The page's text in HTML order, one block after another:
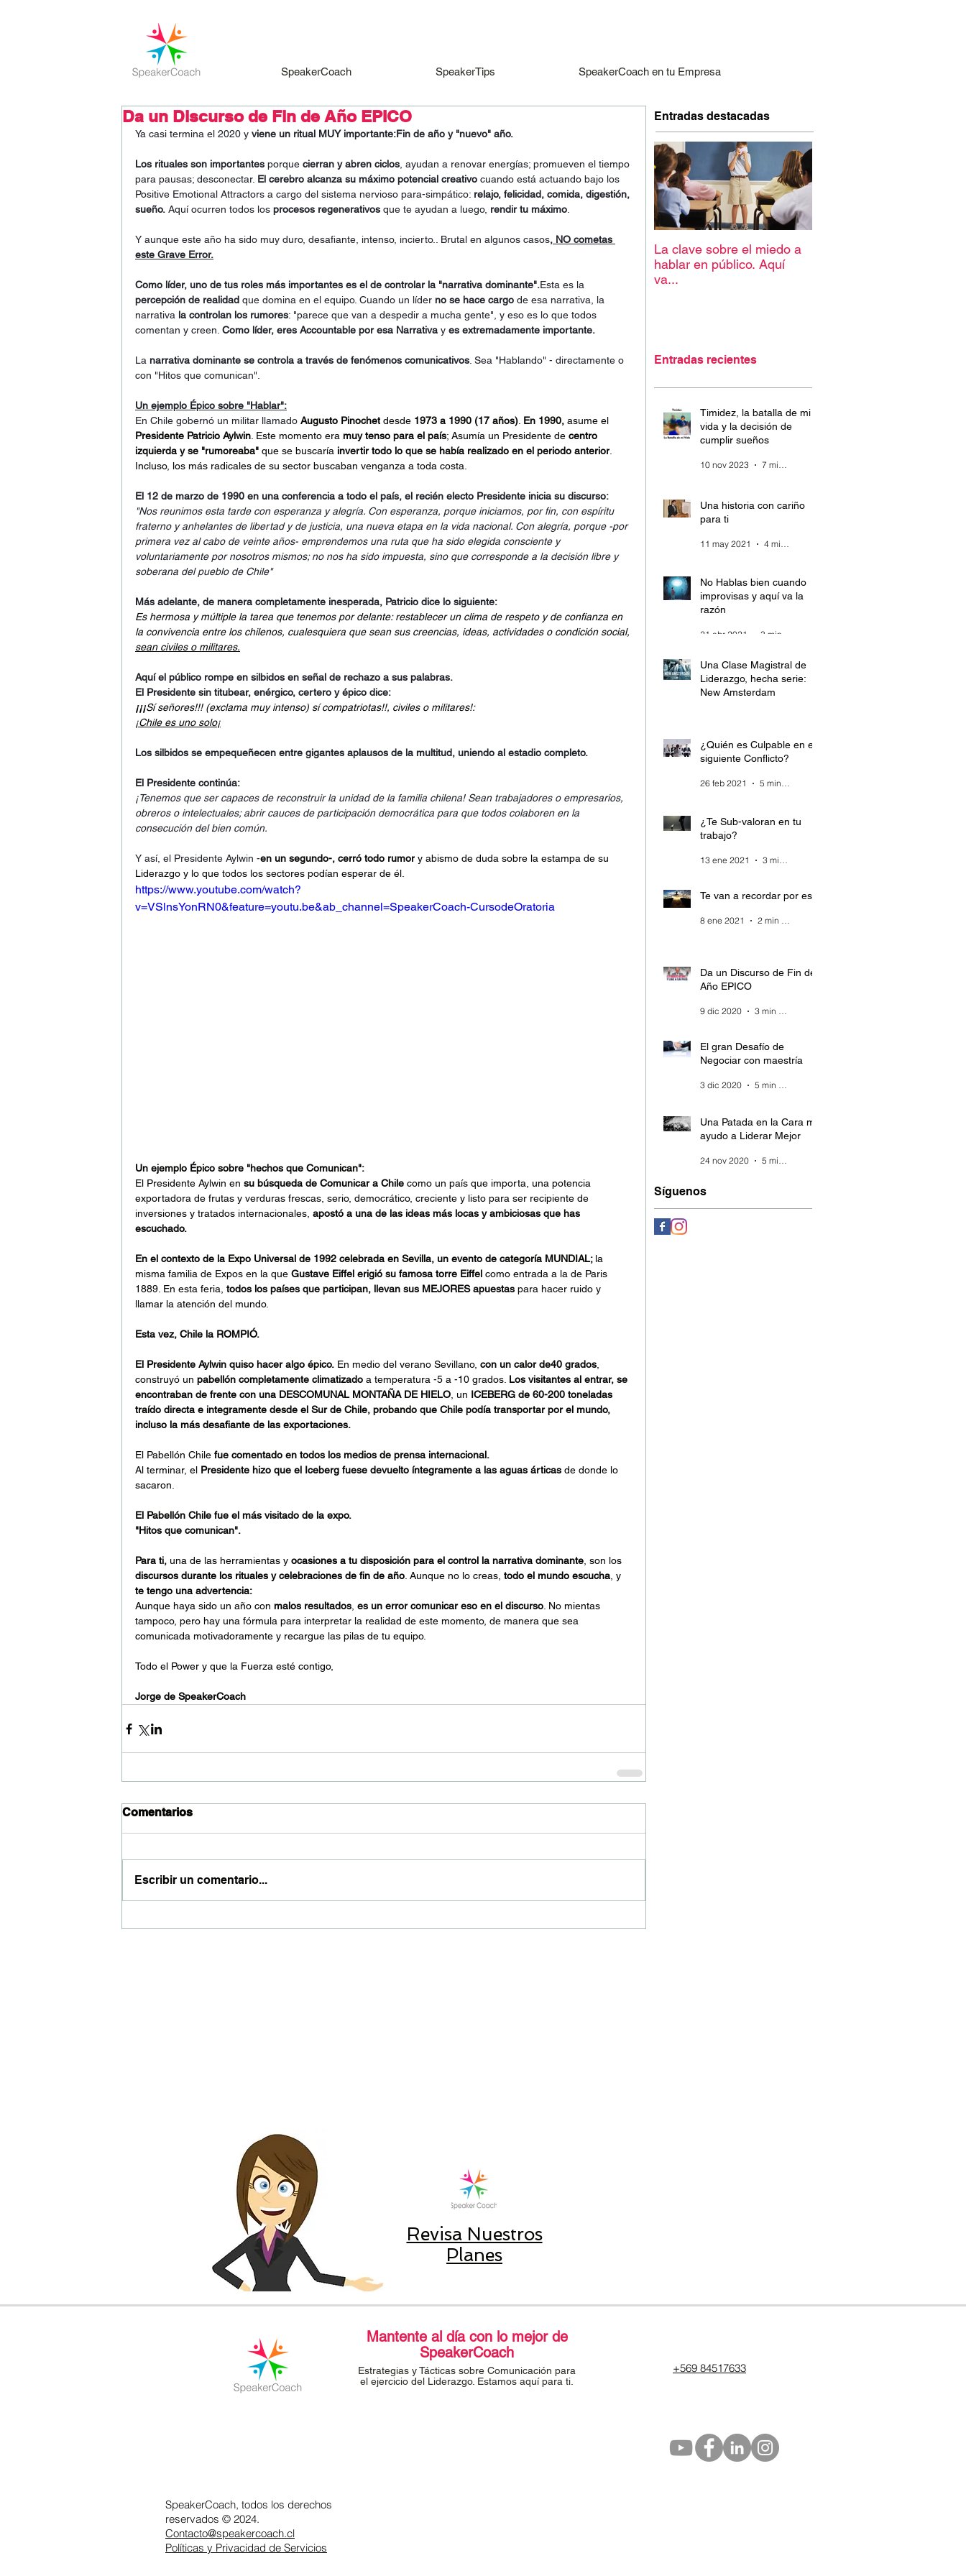
SpeakerCoach SpeakerTips SpeakerCoach en tu Empresa
Da un Discurso de Fin de Año EPICO
Ya casi termina el 2020 y viene un ritual MUY importante:Fin de año y "nuevo" año.
Los rituales son importantes porque cierran y abren ciclos , ayudan a renovar energías; promueven el tiempo
para pausas; desconectar. El cerebro alcanza su máximo potencial creativo cuando está actuando bajo los
Positive Emotional Attractors a cargo del sistema nervioso para-simpático: relajo, felicidad, comida, digestión,
sueño. Aquí ocurren todos los procesos regenerativos que te ayudan a luego, rendir tu máximo
Y aunque este año ha sido muy duro, desafiante, intenso, incierto.. Brutal en algunos casos, NO cometas
este Grave Error.
Como líder, uno de tus roles más importantes es el de controlar la "narrativa dominante".Esta es la
percepción de realidad que domina en el equipo. Cuando un líder no se hace cargo de esa narrativa, la
narrativa la controlan los rumores: "parece que van a despedir a mucha gente", y eso es lo que todos
comentan y creen. Como líder, eres Accountable por esa Narrativa y es extremadamente importante.
La narrativa dominante se controla a través de fenómenos comunicativos . Sea "Hablando" - directamente o
con "Hitos que comunican".
Un ejemplo Épico sobre "Hablar":
En Chile gobernó un militar llamado Augusto Pinochet desde 1973 a 1990 (17 años) En 1990, asume el
Presidente Patricio Aylwin . Este momento era muy tenso para el país; Asumía un Presidente de centro
izquierda y se "rumoreaba" que se buscaría invertir todo lo que se había realizado en el periodo anterior
Incluso, los más radicales de su sector buscaban venganza a toda costa.
El 12 de marzo de 1990 en una conferencia a todo el país, el recién electo Presidente inicia su discurso:
"Nos reunimos esta tarde con esperanza y alegría. Con esperanza, porque iniciamos, por fin, con espíritu
fraterno y anhelantes de libertad y de justicia, una nueva etapa en la vida nacional. Con alegría, porque -por
primera vez al cabo de veinte años- emprendemos una ruta que ha sido elegida consciente y
voluntariamente por nosotros mismos; no nos ha sido impuesta, sino que corresponde a la decisión libre y
soberana del pueblo de Chile"
Más adelante, de manera completamente inesperada, Patricio dice lo siguiente:
Es hermosa y múltiple la tarea que tenemos por delante: restablecer un clima de respeto y de confianza en
la convivencia entre los chilenos, cualesquiera que sean sus creencias, ideas, actividades o condición social,
sean civiles o militares.
Aquí el público rompe en silbidos en señal de rechazo a sus palabras.
El Presidente sin titubear, enérgico, certero y épico dice:
¡¡¡Sí señores!!! (exclama muy intenso) sí compatriotas!!, civiles o militares!:
¡Chile es uno solo¡
Los silbidos se empequeñecen entre gigantes aplausos de la multitud, uniendo al estadio completo.
El Presidente continúa:
¡Tenemos que ser capaces de reconstruir la unidad de la familia chilena! Sean trabajadores o empresarios,
obreros o intelectuales; abrir cauces de participación democrática para que todos colaboren en la
consecución del bien común.
Y así, el Presidente Aylwin -en un segundo-, cerró todo rumor y abismo de duda sobre la estampa de su
Liderazgo y lo que todos los sectores podían esperar de él.
https://www.youtube.com/watch?
v=VSlnsYonRN0&feature=youtu.be&ab_channel=SpeakerCoach-CursodeOratoria
Un ejemplo Épico sobre "hechos que Comunican":
El Presidente Aylwin en su búsqueda de Comunicar a Chile como un país que importa, una potencia
exportadora de frutas y verduras frescas, serio, democrático, creciente y listo para ser recipiente de
inversiones y tratados internacionales, apostó a una de las ideas más locas y ambiciosas que has
escuchado.
En el contexto de la Expo Universal de 1992 celebrada en Sevilla, un evento de categoría MUNDIAL; la
misma familia de Expos en la que Gustave Eiffel erigió su famosa torre Eiffel como entrada a la de Paris
1889. En esta feria, todos los países que participan, llevan sus MEJORES apuestas para hacer ruido y
llamar la atención del mundo.
Esta vez, Chile la ROMPIÓ.
El Presidente Aylwin quiso hacer algo épico. En medio del verano Sevillano, con un calor de40 grados,
construyó un pabellón completamente climatizado a temperatura -5 a -10 grados. Los visitantes al entrar, se
encontraban de frente con una DESCOMUNAL MONTAÑA DE HIELO, un ICEBERG de 60-200 toneladas
traído directa e integramente desde el Sur de Chile, probando que Chile podía transportar por el mundo,
incluso la más desafiante de las exportaciones.
El Pabellón Chile fue comentado en todos los medios de prensa internacional.
Al terminar, el Presidente hizo que el Iceberg fuese devuelto íntegramente a las aguas árticas de donde lo
sacaron.
El Pabellón Chile fue el más visitado de la expo.
"Hitos que comunican".
Para ti, una de las herramientas y ocasiones a tu disposición para el control la narrativa dominante, son los
discursos durante los rituales y celebraciones de fin de año. Aunque no lo creas, todo el mundo escucha, y
te tengo una advertencia:
Aunque haya sido un año con malos resultados, es un error comunicar eso en el discurso. No mientas
tampoco, pero hay una fórmula para interpretar la realidad de este momento, de manera que sea
comunicada motivadoramente y recargue las pilas de tu equipo.
Todo el Power y que la Fuerza esté contigo,
Jorge de SpeakerCoach
Comentarios
Escribir un comentario...
Entradas destacadas
La clave sobre el miedo a
hablar en público. Aquí
va...
Entradas recientes
Timidez, la batalla de mi
vida y la decisión de
cumplir sueños
10 nov 2023 7 min de lectura
Una historia con cariño
para ti
11 may 2021 4 min de lectura
No Hablas bien cuando
improvisas y aquí va la
razón
21 abr 2021
Una Clase Magistral de
Liderazgo, hecha serie:
New Amsterdam
¿Quién es Culpable en el
siguiente Conflicto?
26 feb 2021 5 min de lectura
¿Te Sub-valoran en tu
trabajo?
13 ene 2021 3 min de lectura
Te van a recordar por esto
8 ene 2021 2 min de lectura
Da un Discurso de Fin de
Año EPICO
9 dic 2020 3 min de lectura
El gran Desafío de
Negociar con maestría
3 dic 2020 5 min de lectura
Una Patada en la Cara me
ayudo a Liderar Mejor
24 nov 2020 5 min de lectura
Síguenos
Revisa Nuestros
Planes
Mantente al día con lo mejor de
SpeakerCoach
Estrategias y Tácticas sobre Comunicación para
el ejercicio del Liderazgo. Estamos aquí para ti.
+569 84517633
SpeakerCoach, todos los derechos
reservados © 2024.
Contacto@speakercoach.cl
Políticas y Privacidad de Servicios